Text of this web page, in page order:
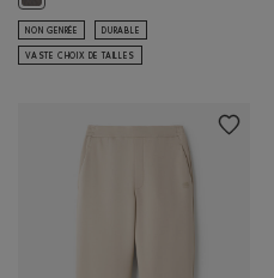
NON GENRÉE DURABLE
VASTE CHOIX DE TAILLES